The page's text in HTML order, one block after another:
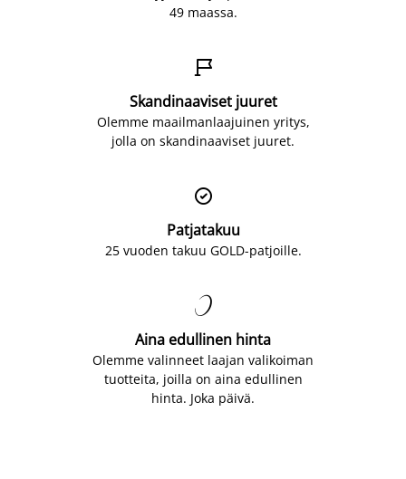
49 maassa.

Skandinaaviset juuret
Olemme maailmanlaajuinen yritys,
jolla on skandinaaviset juuret.

Patjatakuu
25 vuoden takuu GOLD-patjoille.

Aina edullinen hinta
Olemme valinneet laajan valikoiman
tuotteita, joilla on aina edullinen
hinta. Joka päivä.